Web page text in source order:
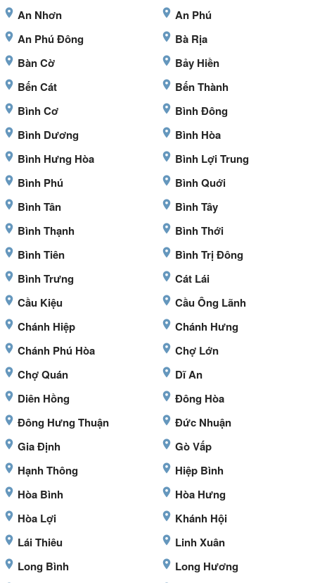
An Nhơn
An Phú
An Phú Đông
Bà Rịa
Bàn Cờ
Bảy Hiền
Bến Cát
Bến Thành
Bình Cơ
Bình Đông
Bình Dương
Bình Hòa
Bình Hưng Hòa
Bình Lợi Trung
Bình Phú
Bình Quới
Bình Tân
Bình Tây
Bình Thạnh
Bình Thới
Bình Tiên
Bình Trị Đông
Bình Trưng
Cát Lái
Cầu Kiệu
Cầu Ông Lãnh
Chánh Hiệp
Chánh Hưng
Chánh Phú Hòa
Chợ Lớn
Chợ Quán
Dĩ An
Diên Hồng
Đông Hòa
Đông Hưng Thuận
Đức Nhuận
Gia Định
Gò Vấp
Hạnh Thông
Hiệp Bình
Hòa Bình
Hòa Hưng
Hòa Lợi
Khánh Hội
Lái Thiêu
Linh Xuân
Long Bình
Long Hương